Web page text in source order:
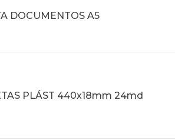
DOCUMENTOS A5
PLÁST 440x18mm 24md